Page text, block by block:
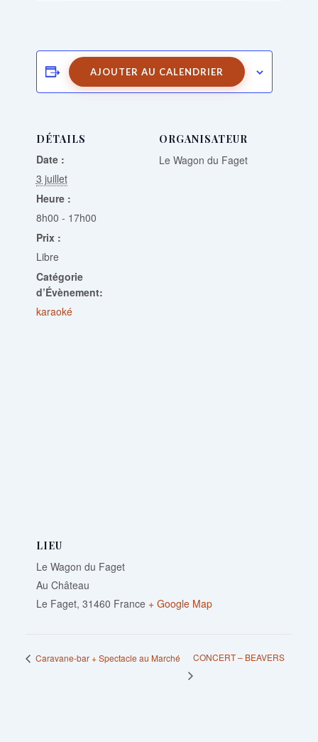
AJOUTER AU CALENDRIER
DÉTAILS
Date :
3 juillet
Heure :
8h00 - 17h00
Prix :
Libre
Catégorie
d’Évènement:
karaoké
ORGANISATEUR
Le Wagon du Faget
LIEU
Le Wagon du Faget
Au Château
Le Faget, 31460 France + Google Map
Caravane-bar + Spectacle au Marché CONCERT – BEAVERS